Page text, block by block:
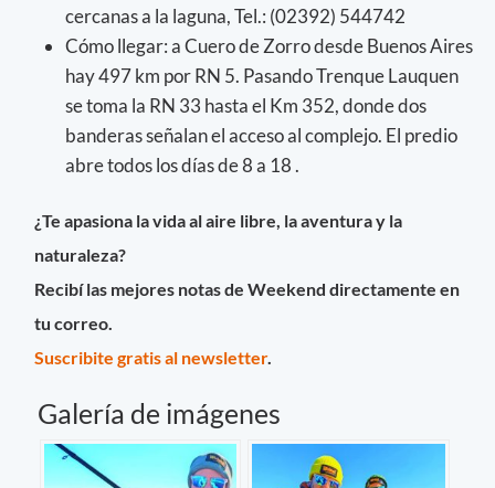
cercanas a la laguna, Tel.: (02392) 544742
Cómo llegar: a Cuero de Zorro desde Buenos Aires
hay 497 km por RN 5. Pasando Trenque Lauquen
se toma la RN 33 hasta el Km 352, donde dos
banderas señalan el acceso al complejo. El predio
abre todos los días de 8 a 18 .
¿Te apasiona la vida al aire libre, la aventura y la
naturaleza?
Recibí las mejores notas de Weekend directamente en
tu correo.
Suscribite gratis al newsletter.
Galería de imágenes